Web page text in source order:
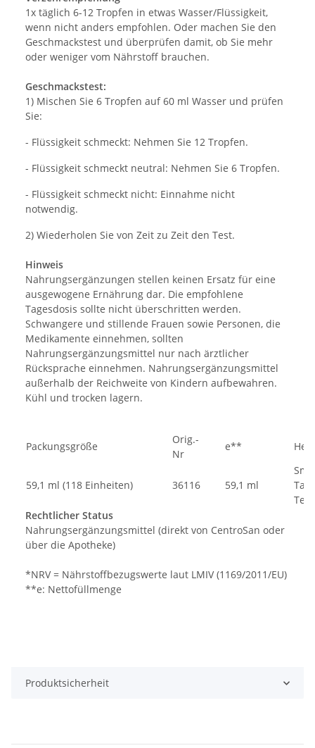
1x täglich 6-12 Tropfen in etwas Wasser/Flüssigkeit,
wenn nicht anders empfohlen. Oder machen Sie den
Geschmackstest und überprüfen damit, ob Sie mehr
oder weniger vom Nährstoff brauchen.
Geschmackstest:
1) Mischen Sie 6 Tropfen auf 60 ml Wasser und prüfen
Sie:
- Flüssigkeit schmeckt: Nehmen Sie 12 Tropfen.
- Flüssigkeit schmeckt neutral: Nehmen Sie 6 Tropfen.
- Flüssigkeit schmeckt nicht: Einnahme nicht
notwendig.
2) Wiederholen Sie von Zeit zu Zeit den Test.
Hinweis
Nahrungsergänzungen stellen keinen Ersatz für eine
ausgewogene Ernährung dar. Die empfohlene
Tagesdosis sollte nicht überschritten werden.
Schwangere und stillende Frauen sowie Personen, die
Medikamente einnehmen, sollten
Nahrungsergänzungsmittel nur nach ärztlicher
Rücksprache einnehmen. Nahrungsergänzungsmittel
außerhalb der Reichweite von Kindern aufbewahren.
Kühl und trocken lagern.
Packungsgröße
Orig.-
Nr
e**
59,1 ml (118 Einheiten) 36116 59,1 ml
Rechtlicher Status
Nahrungsergänzungsmittel (direkt von CentroSan oder
über die Apotheke)
*NRV = Nährstoffbezugswerte laut LMIV (1169/2011/EU)
**e: Nettofüllmenge
Produktsicherheit